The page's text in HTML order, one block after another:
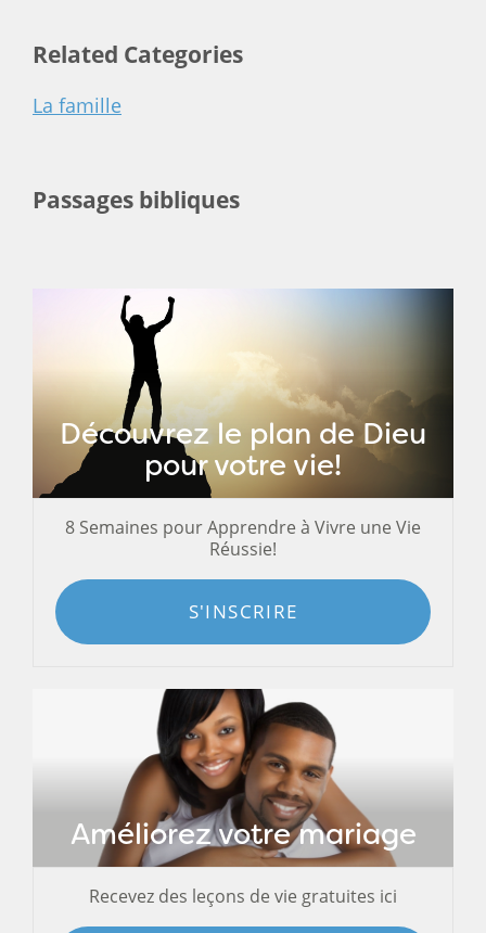
Related Categories
La famille
Passages bibliques
Découvrez le plan de Dieu
pour votre vie!
8 Semaines pour Apprendre à Vivre une Vie
Réussie!
S'INSCRIRE
Améliorez votre mariage
Recevez des leçons de vie gratuites ici